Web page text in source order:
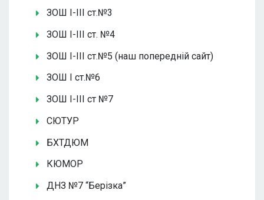
ЗОШ І-ІІІ ст.№3
ЗОШ І-ІІІ ст. №4
ЗОШ І-ІІІ ст.№5 (наш попередній сайт)
ЗОШ І ст.№6
ЗОШ І-ІІІ ст №7
СЮТУР
БХТДЮМ
КЮМОР
ДНЗ №7 “Берізка”